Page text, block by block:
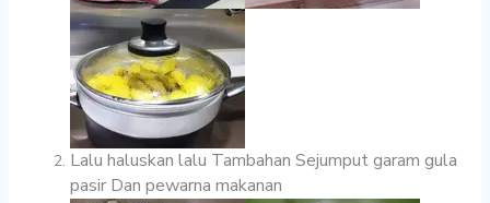
Lalu haluskan lalu Tambahan Sejumput garam gula
pasir Dan pewarna makanan